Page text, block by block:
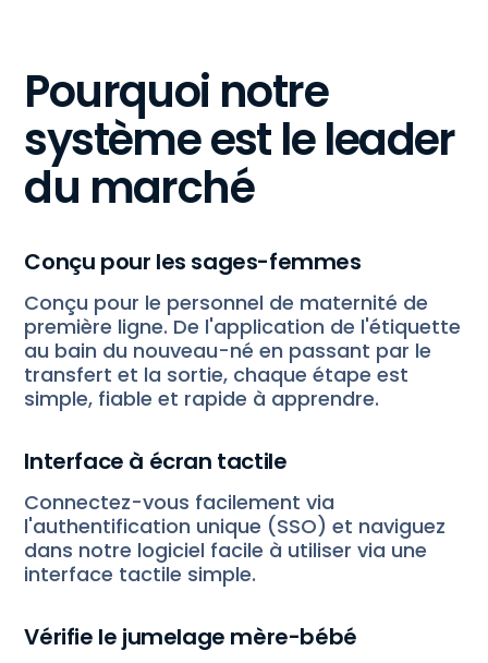
Pourquoi notre
système est le leader
du marché
Conçu pour les sages-femmes
Conçu pour le personnel de maternité de
première ligne. De l'application de l'étiquette
au bain du nouveau-né en passant par le
transfert et la sortie, chaque étape est
simple, fiable et rapide à apprendre.
Interface à écran tactile
Connectez-vous facilement via
l'authentification unique (SSO) et naviguez
dans notre logiciel facile à utiliser via une
interface tactile simple.
Vérifie le jumelage mère-bébé